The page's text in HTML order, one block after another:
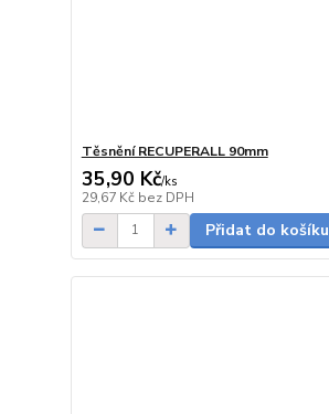
Těsnění RECUPERALL 90mm
35,90 Kč/ks
29,67 Kč bez DPH
Přidat do košíku